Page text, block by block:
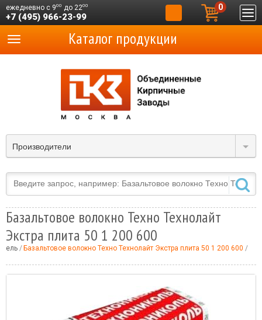
ежедневно с 900 до 2200
+7 (495) 966-23-99
0
Производители
Каталог продукции
Базальтовое волокно Техно Технолайт
Экстра плита 50 1 200 600
Базальтовое волокно Техно Технолайт Экстра плита 50 1 200 600